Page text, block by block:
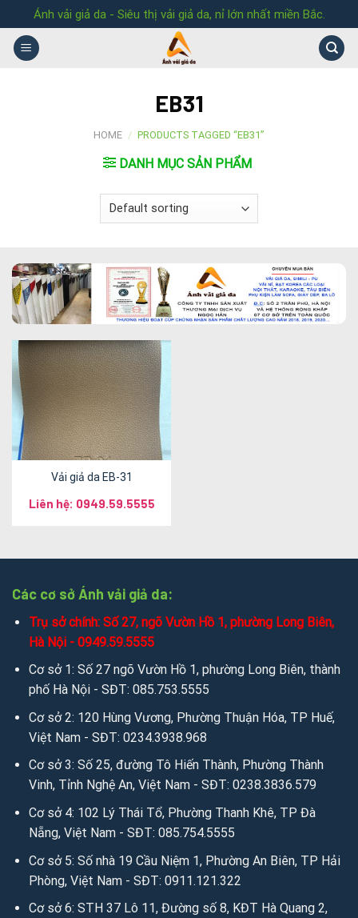
to
content
Ánh vải giả da - Siêu thị vải giả da, nỉ lớn nhất miền Bắc.
EB31
HOME / PRODUCTS TAGGED “EB31”
DANH MỤC SẢN PHẨM
Vải giả da EB-31
Liên hệ: 0949.59.5555
Các cơ sở Ánh vải giả da:
Trụ sở chính: Số 27, ngõ Vườn Hồ 1, phường Long Biên,
Hà Nội - 0949.59.5555
Cơ sở 1: Số 27 ngõ Vườn Hồ 1, phường Long Biên, thành
phố Hà Nội - SĐT: 085.753.5555
Cơ sở 2: 120 Hùng Vương, Phường Thuận Hóa, TP Huế,
Việt Nam - SĐT: 0234.3938.968
Cơ sở 3: Số 25, đường Tô Hiến Thành, Phường Thành
Vinh, Tỉnh Nghệ An, Việt Nam - SĐT: 0238.3836.579
Cơ sở 4: 102 Lý Thái Tổ, Phường Thanh Khê, TP Đà
Nẵng, Việt Nam - SĐT: 085.754.5555
Cơ sở 5: Số nhà 19 Cầu Niệm 1, Phường An Biên, TP Hải
Phòng, Việt Nam - SĐT: 0911.121.322
Cơ sở 6: STH 37 Lô 11, Đường số 8, KĐT Hà Quang 2,